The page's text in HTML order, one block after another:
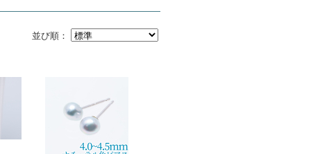
並び順：